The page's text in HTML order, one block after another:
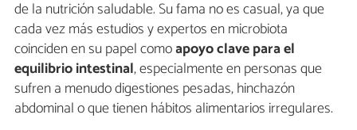
de la nutrición saludable. Su fama no es casual, ya que
cada vez más estudios y expertos en microbiota
coinciden en su papel comoapoyo clave para el
equilibrio intestinal, especialmente en personas que
sufren a menudo digestiones pesadas, hinchazón
abdominal o que tienen hábitos alimentarios irregulares.